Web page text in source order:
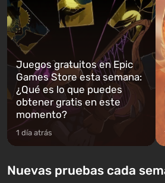
podrás cambi...
Juegos gratuitos en Epic
Games Store esta semana:
¿Qué es lo que puedes
obtener gratis en este
momento?
1 día atrás
Nuevas pruebas cada